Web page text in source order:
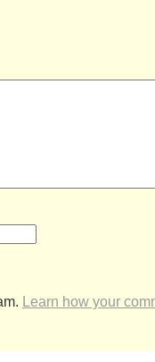
Learn how your